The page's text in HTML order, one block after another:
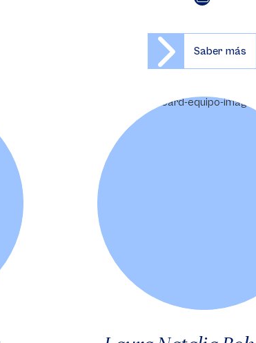
Saber más